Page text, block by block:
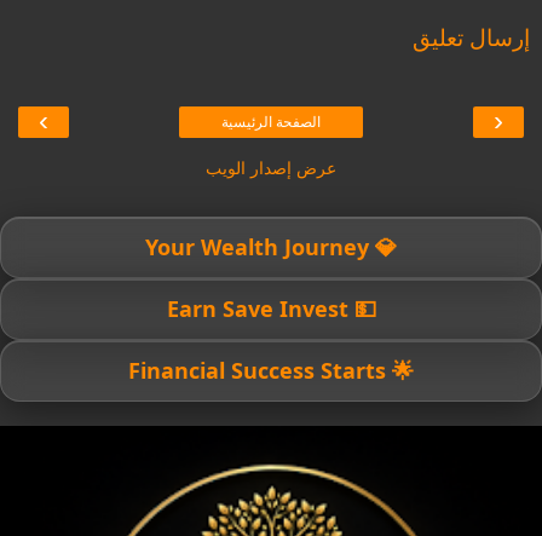
إرسال تعليق
‹
› الصفحة الرئيسية
عرض إصدار الويب
💎 Your Wealth Journey
💵 Earn Save Invest
🌟 Financial Success Starts